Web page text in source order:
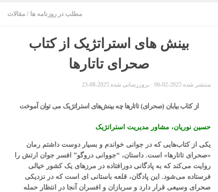
مطلب در روزنامه ها / مقالات
بینش های استراتژیک از کتاب
صحرای تاتارها
منتشر شده 2025-02-06 · بروزرسانی شده 2025-08-23
از کتاب بیابان (صحرای) تاتارها چه بینش‌های استراتژیک می توان آموخت
حسین نوریان، مشاور مدیریت استراتژیک
یکی از کتاب‌هایی که در جوانی خواندم و بسیار دوست داشتم رمان
«صحرای تاتارها» است. داستان، “جووانی دروگو” افسر جوان ارتش را
روایت می‌کند که به پادگانی دورافتاده در مرزهای یک کشور خیالی
فرستاده می‌شود. این پادگان، قلعه باستانی ای است که در نزدیکی
صحرای وسیعی قرار دارد و سربازان و افسران آنجا در انتظار حمله